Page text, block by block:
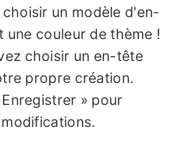
un modèle d'en-
une couleur de thème !
choisir un en-tête
propre création.
» pour